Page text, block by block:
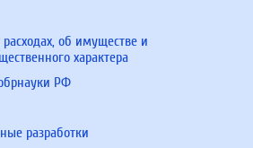
об имуществе и
характера
РФ
разработки